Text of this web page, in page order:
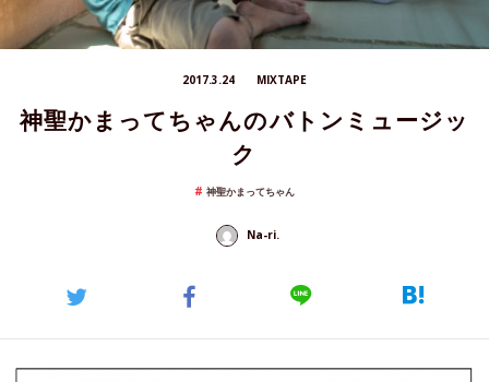
2017.3.24 MIXTAPE
神聖かまってちゃんのバトンミュージッ
ク
神聖かまってちゃん
Na-ri.